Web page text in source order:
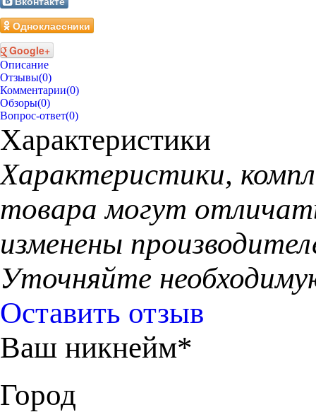
Одноклассники
Google+
Описание
Отзывы(0)
Комментарии(0)
Обзоры(0)
Вопрос-ответ(0)
Характеристики
Xарактеристики,
товара могут
изменены
Уточняйте
Оставить отзыв
Ваш никнейм*
Город